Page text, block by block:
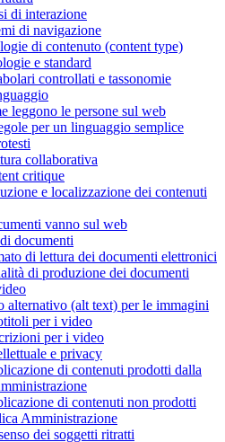
di interazione
di navigazione
di contenuto (content type)
e standard
controllati e tassonomie
leggono le persone sul web
per un linguaggio semplice
collaborativa
critique
e localizzazione dei contenuti
vanno sul web
documenti
di lettura dei documenti elettronici
di produzione dei documenti
alternativo (alt text) per le immagini
per i video
per i video
e privacy
di contenuti prodotti dalla
di contenuti non prodotti
Amministrazione
dei soggetti ritratti